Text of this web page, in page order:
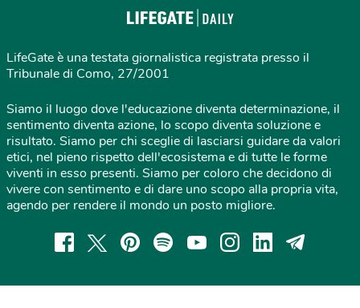
LifeGate è una testata giornalistica registrata presso il
Tribunale di Como, 27/2001
Siamo il luogo dove l'educazione diventa determinazione, il
sentimento diventa azione, lo scopo diventa soluzione e
risultato. Siamo per chi sceglie di lasciarsi guidare da valori
etici, nel pieno rispetto dell'ecosistema e di tutte le forme
viventi in esso presenti. Siamo per coloro che decidono di
vivere con sentimento e di dare uno scopo alla propria vita,
agendo per rendere il mondo un posto migliore.